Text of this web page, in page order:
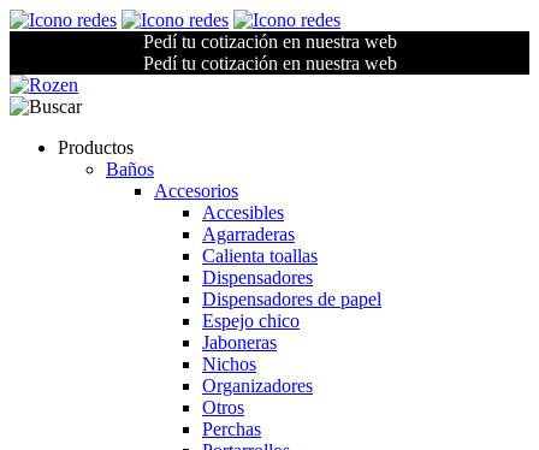
Pedí tu cotización en nuestra web
Pedí tu cotización en nuestra web
Productos
Baños
Accesorios
Accesibles
Agarraderas
Calienta toallas
Dispensadores
Dispensadores de papel
Espejo chico
Jaboneras
Nichos
Organizadores
Otros
Perchas